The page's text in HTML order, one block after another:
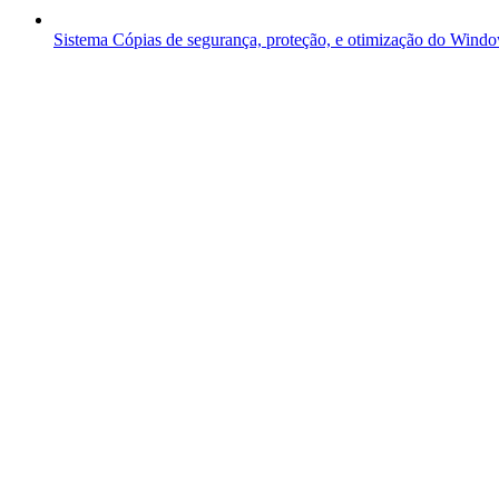
Sistema Cópias de segurança, proteção, e otimização do